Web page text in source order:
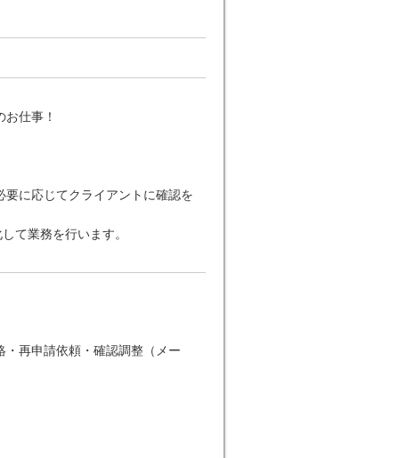
仕事！
に応じてクライアントに確認を
て業務を行います。
再申請依頼・確認調整（メー